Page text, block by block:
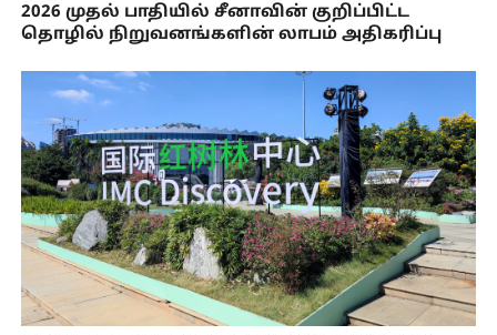
2026 முதல் பாதியில் சீனாவின் குறிப்பிட்ட
தொழில் நிறுவனங்களின் லாபம் அதிகரிப்பு